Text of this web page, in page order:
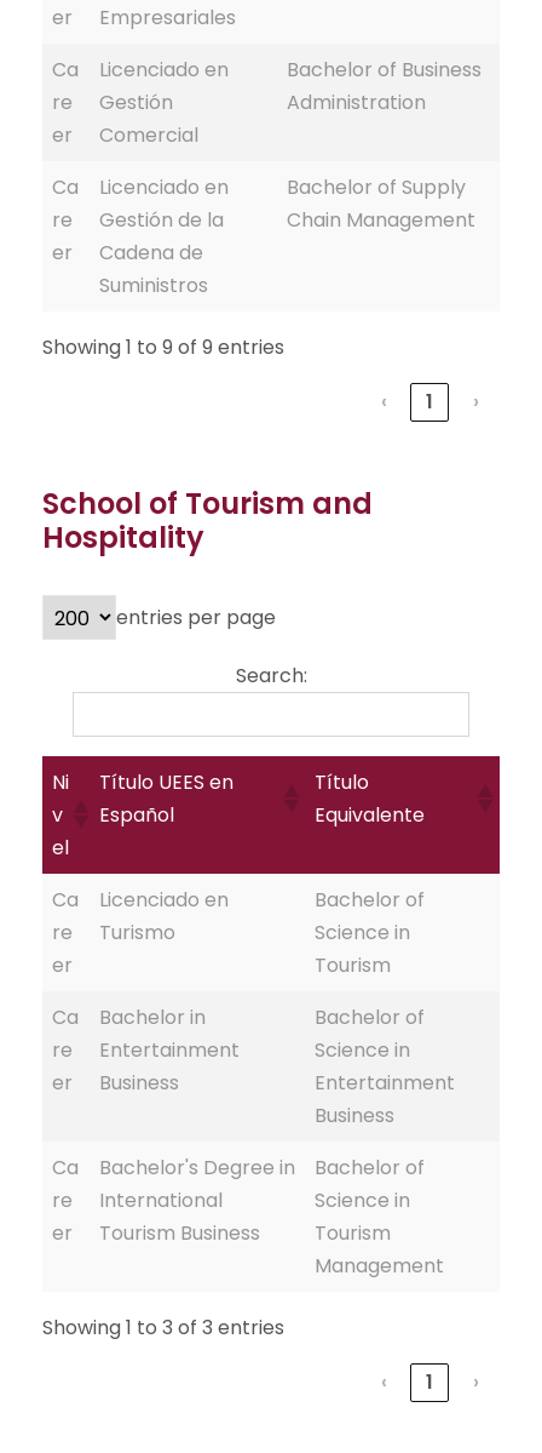
er
Empresariales
Ca
re
er
Licenciado en
Gestión
Comercial
Bachelor of Business
Administration
Ca
re
er
Licenciado en
Gestión de la
Cadena de
Suministros
Bachelor of Supply
Chain Management
Showing 1 to 9 of 9 entries
‹
1 ›
School of Tourism and
Hospitality
entries per page
Search:
Ni
v
el
Título UEES en
Español
Título
Equivalente
Ca
re
er
Licenciado en
Turismo
Bachelor of
Science in
Tourism
Ca
re
er
Bachelor in
Entertainment
Business
Bachelor of
Science in
Entertainment
Business
Ca
re
er
Bachelor's Degree in
International
Tourism Business
Bachelor of
Science in
Tourism
Management
Showing 1 to 3 of 3 entries
‹
1 ›